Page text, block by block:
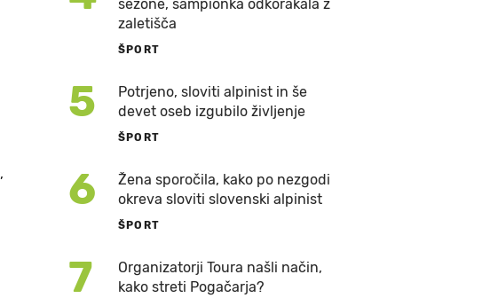
,
sezone, šampionka odkorakala z
zaletišča
ŠPORT
5
Potrjeno, sloviti alpinist in še
devet oseb izgubilo življenje
ŠPORT
6
Žena sporočila, kako po nezgodi
okreva sloviti slovenski alpinist
ŠPORT
7
Organizatorji Toura našli način,
kako streti Pogačarja?